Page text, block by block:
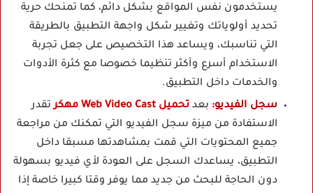
يستخدمون نفس المواقع بشكل دائم، كما تمنحك حرية
تحديد أولوياتك وتغيير شكل واجهة التطبيق بالطريقة
التي تناسبك، ويساعد هذا التخصيص على جعل تجربة
الاستخدام أسرع وأكثر تنظيما خصوصا مع كثرة الأدوات
والخدمات داخل التطبيق.
سجل الفيديو: بعد تحميل Web Video Cast مهكر
تقدر
الاستفادة من ميزة سجل الفيديو التي تمكنك من مراجعة
جميع المحتويات التي قمت بمشاهدتها مسبقا داخل
التطبيق، يساعدك السجل على العودة لأي فيديو بسهولة
دون الحاجة للبحث من جديد مما يوفر وقتا كبيرا خاصة إذا